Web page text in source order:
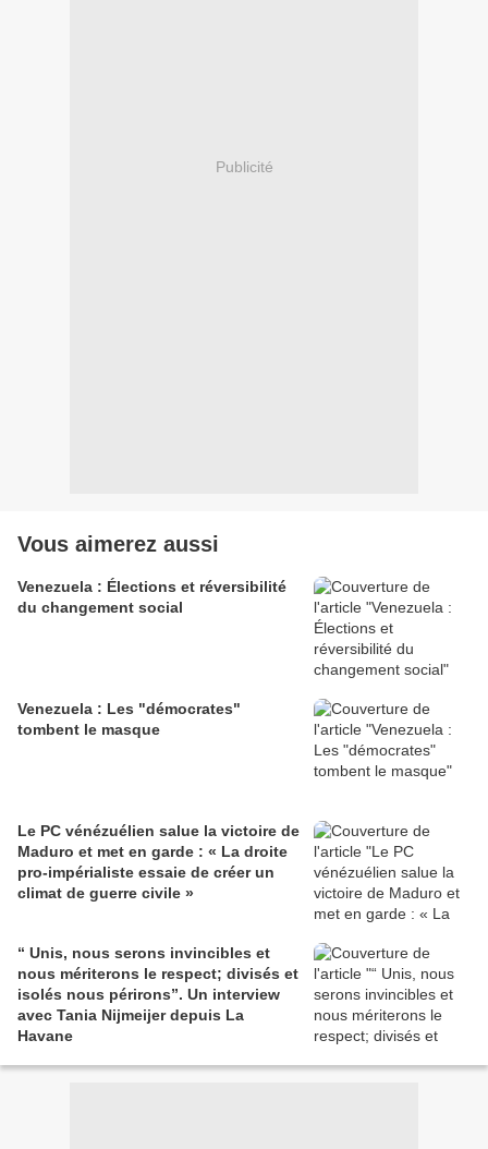
Publicité
Vous aimerez aussi
Venezuela : Élections et réversibilité
du changement social
Venezuela : Les "démocrates"
tombent le masque
Le PC vénézuélien salue la victoire de
Maduro et met en garde : « La droite
pro-impérialiste essaie de créer un
climat de guerre civile »
“ Unis, nous serons invincibles et
nous mériterons le respect; divisés et
isolés nous périrons”. Un interview
avec Tania Nijmeijer depuis La
Havane